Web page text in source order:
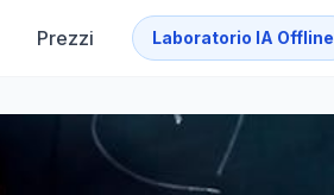
Prezzi Laboratorio IA Offline